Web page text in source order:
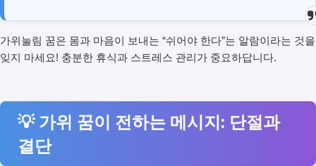
가위눌림 꿈은 몸과 마음이 보내는 “쉬어야 한다”는 알람이라는 것을
잊지 마세요! 충분한 휴식과 스트레스 관리가 중요하답니다.
💡 가위 꿈이 전하는 메시지: 단절과
결단